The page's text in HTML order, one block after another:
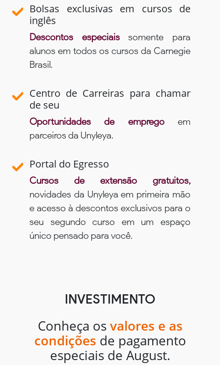
Bolsas exclusivas em cursos de
inglês
Descontos especiaissomente para
alunos em todos os cursos da Carnegie
Brasil.
Centro de Carreiras para chamar
de seu
Oportunidades de empregoem
parceiros da Unyleya.
Portal do Egresso
Cursos de extensão gratuitos,
novidades da Unyleya em primeira mão
e acesso à descontos exclusivos para o
seu segundo curso em um espaço
único pensado para você.
INVESTIMENTO
Conheça os valores e as
condições de pagamento
especiais de August.